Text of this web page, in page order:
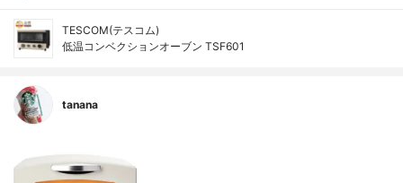
TESCOM(テスコム)
低温コンベクションオーブン TSF601
tanana